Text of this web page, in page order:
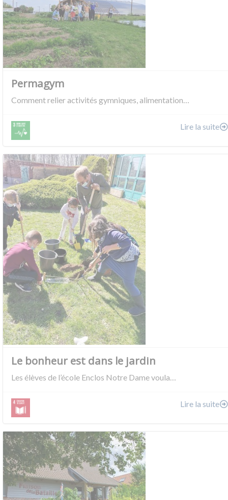
Permagym
Comment relier activités gymniques, alimentation…
Lire la suite
Le bonheur est dans le jardin
Les élèves de l’école Enclos Notre Dame voula…
Lire la suite